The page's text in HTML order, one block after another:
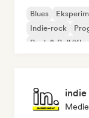
Blues
Indie-rock
Rock & Roll/
indie